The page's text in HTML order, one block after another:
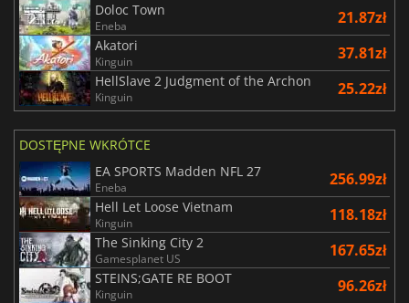
Doloc Town
Eneba 21.87zł
Akatori
Kinguin 37.81zł
HellSlave 2 Judgment of the Archon
Kinguin 25.22zł
DOSTĘPNE WKRÓTCE
EA SPORTS Madden NFL 27
Eneba 256.99zł
Hell Let Loose Vietnam
Kinguin 118.18zł
The Sinking City 2
Gamesplanet US 167.65zł
STEINS;GATE RE BOOT
Kinguin 96.26zł